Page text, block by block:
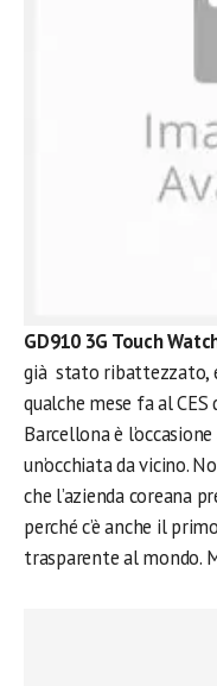
GD910 3G Touch
già stato ribattezzato,
qualche mese fa al
Barcellona è
un’occhiata da vicino.
che l’azienda coreana
perché c’è anche il
trasparente al mondo.